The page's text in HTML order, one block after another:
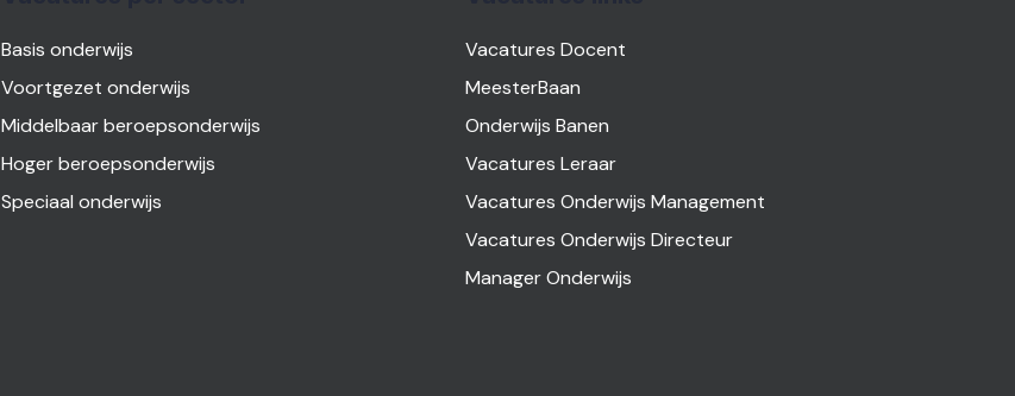
Basis onderwijs
Voortgezet onderwijs
Middelbaar beroepsonderwijs
Hoger beroepsonderwijs
Speciaal onderwijs
Vacatures Docent
MeesterBaan
Onderwijs Banen
Vacatures Leraar
Vacatures Onderwijs Management
Vacatures Onderwijs Directeur
Manager Onderwijs